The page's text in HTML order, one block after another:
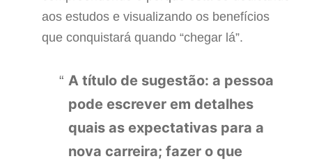
aos estudos e visualizando os benefícios
que conquistará quando “chegar lá”.
A título de sugestão: a pessoa
pode escrever em detalhes
quais as expectativas para a
nova carreira; fazer o que